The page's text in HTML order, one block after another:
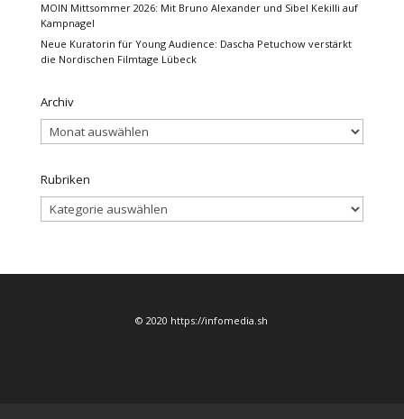
MOIN Mittsommer 2026: Mit Bruno Alexander und Sibel Kekilli auf
Kampnagel
Neue Kuratorin für Young Audience: Dascha Petuchow verstärkt
die Nordischen Filmtage Lübeck
Archiv
Archiv
Rubriken
Rubriken
© 2020 https://infomedia.sh